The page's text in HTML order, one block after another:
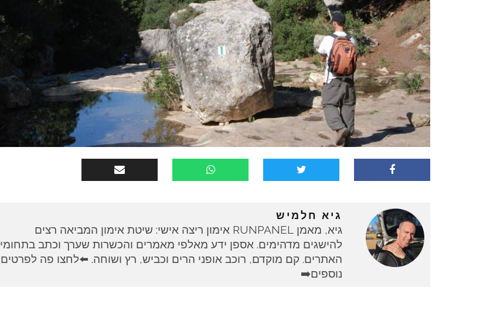
גיא חלמיש
גיא, מאמן RUNPANEL אימון ריצה אישי: שיטת אימון המביאה רצים
להישגים מדהימים. אספן ידע מאלפי מאמרים והכשרות שערך וכתב בתחומי
האתרים. קם מוקדם, רוכב אופני הרים וכביש, רץ ושוחה. ⬅️לחצו פה לפרטים
נוספים➡️